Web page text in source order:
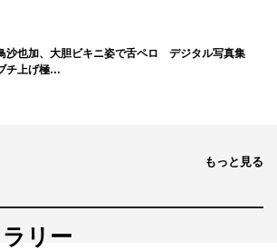
沙也加、大胆ビキニ姿で舌ペロ デジタル写真集
チ上げ極…
もっと見る
リー